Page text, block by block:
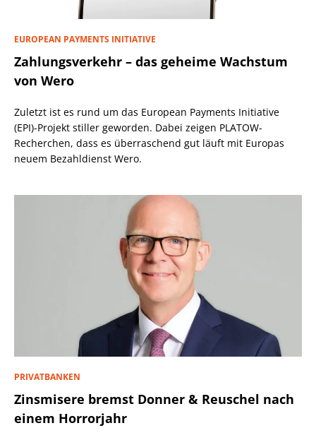
EUROPEAN PAYMENTS INITIATIVE
Zahlungsverkehr – das geheime Wachstum
von Wero
Zuletzt ist es rund um das European Payments Initiative
(EPI)-Projekt stiller geworden. Dabei zeigen PLATOW-
Recherchen, dass es überraschend gut läuft mit Europas
neuem Bezahldienst Wero.
PRIVATBANKEN
Zinsmisere bremst Donner & Reuschel nach
einem Horrorjahr